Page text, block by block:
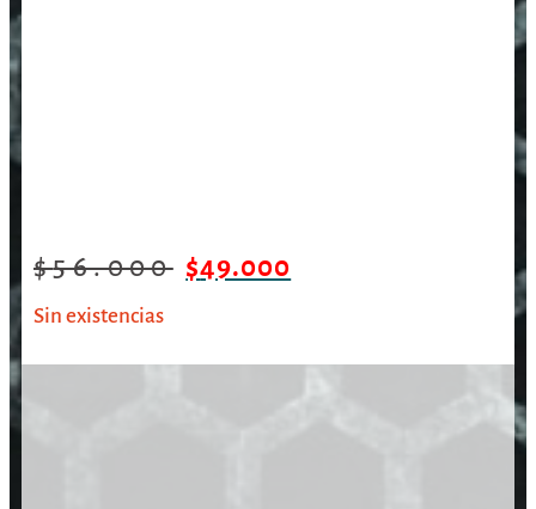
$56.000 $49.000
Sin existencias